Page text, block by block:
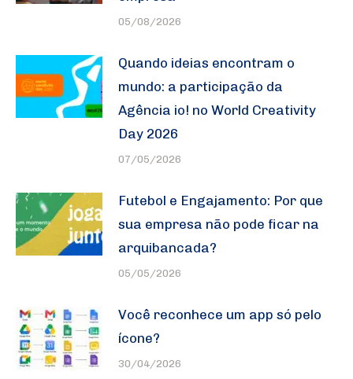
05/08/2026
Quando ideias encontram o
mundo: a participação da
Agência io! no World Creativity
Day 2026
07/05/2026
Futebol e Engajamento: Por que
sua empresa não pode ficar na
arquibancada?
05/05/2026
Você reconhece um app só pelo
ícone?
30/04/2026